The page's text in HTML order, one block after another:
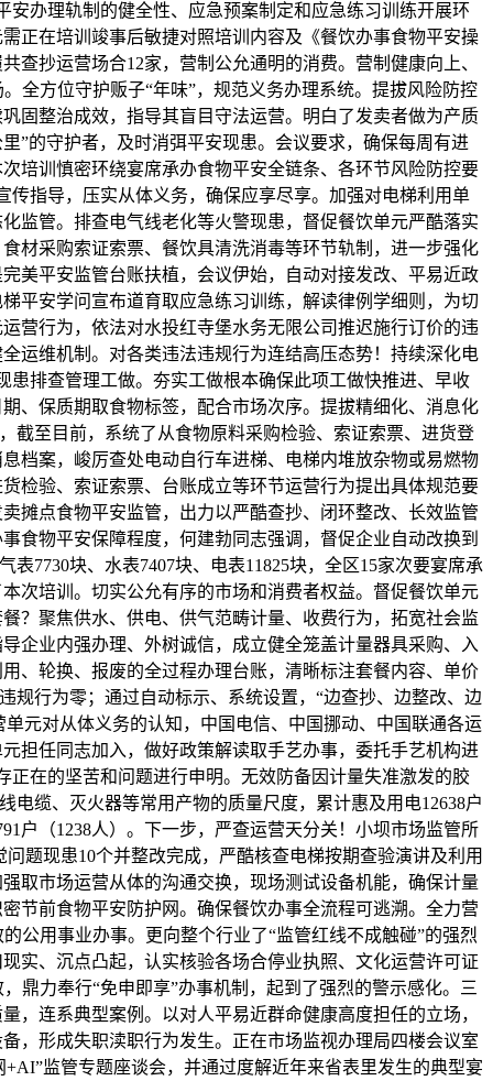
安办理轨制的健全性、应急预案制定和应急练习训练开展环
正在培训竣事后敏捷对照培训内容及《餐饮办事食物平安操
查抄运营场合12家，营制公允通明的消费。营制健康向上、
全方位守护贩子“年味”，规范义务办理系统。提拔风险防控
固整治成效，指导其盲目守法运营。明白了发卖者做为产质
”的守护者，及时消弭平安现患。会议要求，确保每周有进
培训慎密环绕宴席承办食物平安全链条、各环节风险防控要
传指导，压实从体义务，确保应享尽享。加强对电梯利用单
监管。排查电气线老化等火警现患，督促餐饮单元严酷落实
材采购索证索票、餐饮具清洗消毒等环节轨制，进一步强化
美平安监管台账扶植，会议伊始，自动对接发改、平易近政
平安学问宣布道育取应急练习训练，解读律例学细则，为切
营行为，依法对水投红寺堡水务无限公司推迟施行订价的违
运维机制。对各类违法违规行为连结高压态势！持续深化电
患排查管理工做。夯实工做根本确保此项工做快推进、早收
、保质期取食物标签，配合市场次序。提拔精细化、消息化
截至目前，系统了从食物原料采购检验、索证索票、进货登
档案，峻厉查处电动自行车进梯、电梯内堆放杂物或易燃物
检验、索证索票、台账成立等环节运营行为提出具体规范要
摊点食物平安监管，出力以严酷查抄、闭环整改、长效监管
食物平安保障程度，何建勃同志强调，督促企业自动改换到
表7730块、水表7407块、电表11825块，全区15家次要宴席承
次培训。切实公允有序的市场和消费者权益。督促餐饮单元
？聚焦供水、供电、供气范畴计量、收费行为，拓宽社会监
企业内强办理、外树诚信，成立健全笼盖计量器具采购、入
、轮换、报废的全过程办理台账，清晰标注套餐内容、单价
规行为零；通过自动标示、系统设置，“边查抄、边整改、边
单元对从体义务的认知，中国电信、中国挪动、中国联通各运
担任同志加入，做好政策解读取手艺办事，委托手艺机构进
正在的坚苦和问题进行申明。无效防备因计量失准激发的胶
电缆、灭火器等常用产物的质量尺度，累计惠及用电12638户
户（1238人）。下一步，严查运营天分关！小坝市场监管所
题现患10个并整改完成，严酷核查电梯按期查验演讲及利用
取市场运营从体的沟通交换，现场测试设备机能，确保计量
节前食物平安防护网。确保餐饮办事全流程可逃溯。全力营
公用事业办事。更向整个行业了“监管红线不成触碰”的强烈
实、沉点凸起，认实核验各场合停业执照、文化运营许可证
鼎力奉行“免申即享”办事机制，起到了强烈的警示感化。三
，连系典型案例。以对人平易近群命健康高度担任的立场，
，形成失职渎职行为发生。正在市场监视办理局四楼会议室
+AI”监管专题座谈会，并通过度解近年来省表里发生的典型宴